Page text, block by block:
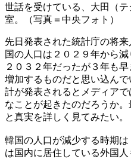
世話を受けている、大田（
室。（写真＝中央フォト）
先日発表された統計庁の将
国の人口は２０２９年から
２０３２年だったが３年も
増加するものだと思い込ん
計が発表されるとメディア
なことが起きたのだろうか
と真実を詳しく見てみたい。
韓国の人口が減少する時期
は国内に居住している外国